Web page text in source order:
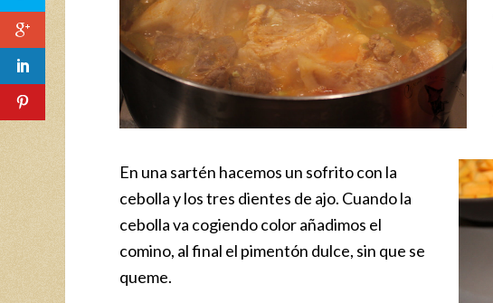
En una sartén hacemos un sofrito con la
cebolla y los tres dientes de ajo. Cuando la
cebolla va cogiendo color añadimos el
comino, al final el pimentón dulce, sin que se
queme.